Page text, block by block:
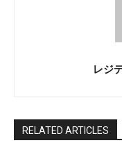
レジ
RELATED ARTICLES